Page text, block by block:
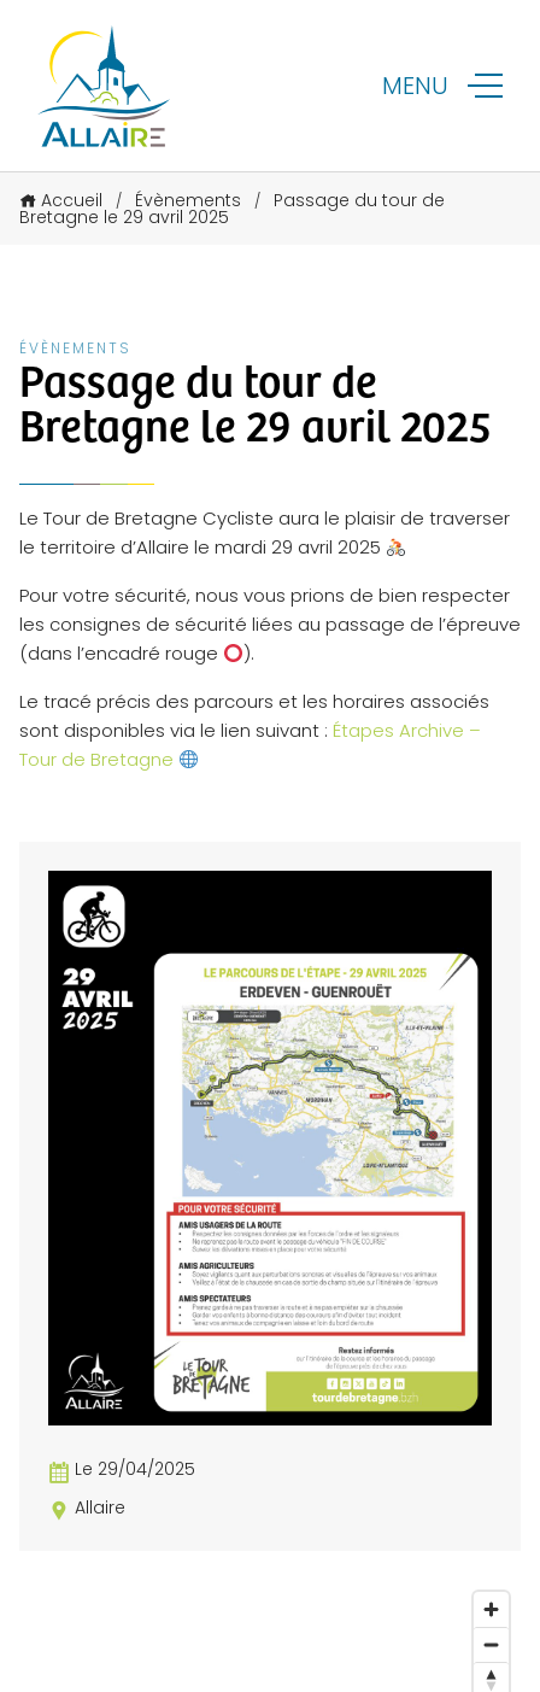
MENU
Accueil / Évènements / Passage du tour de
Bretagne le 29 avril 2025
ÉVÈNEMENTS
Passage du tour de
Bretagne le 29 avril 2025
Le Tour de Bretagne Cycliste aura le plaisir de traverser
le territoire d’Allaire le mardi 29 avril 2025
Pour votre sécurité, nous vous prions de bien respecter
les consignes de sécurité liées au passage de l’épreuve
(dans l’encadré rouge
).
Le tracé précis des parcours et les horaires associés
sont disponibles via le lien suivant : Étapes Archive –
Tour de Bretagne
Le 29/04/2025
Allaire